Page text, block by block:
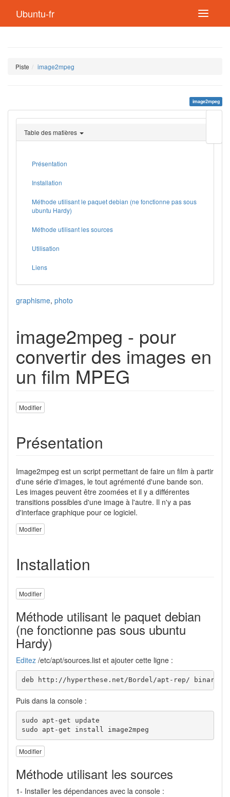
Ubuntu-fr
Piste image2mpeg
image2mpeg
page
Table des matières
Présentation
Installation
Méthode utilisant le paquet debian (ne fonctionne pas sous
ubuntu Hardy)
Méthode utilisant les sources
Utilisation
Liens
graphisme, photo
image2mpeg - pour
convertir des images en
un film MPEG
Modifier
Présentation
Image2mpeg est un script permettant de faire un film à partir
d'une série d'images, le tout agrémenté d'une bande son.
Les images peuvent être zoomées et il y a différentes
transitions possibles d'une image à l'autre. Il n'y a pas
d'interface graphique pour ce logiciel.
Modifier
Installation
Modifier
Méthode utilisant le paquet debian
(ne fonctionne pas sous ubuntu
Hardy)
Editez /etc/apt/sources.list et ajouter cette ligne :
deb http://hyperthese.net/Bordel/apt-rep/ binary/
Puis dans la console :
sudo apt-get update
sudo apt-get install image2mpeg
Modifier
Méthode utilisant les sources
1- Installer les dépendances avec la console :